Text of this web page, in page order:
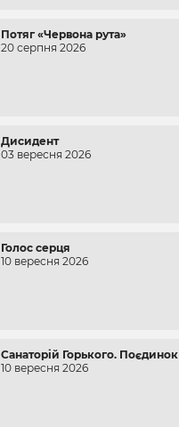
Потяг «Червона рута»
20 серпня 2026
Дисидент
03 вересня 2026
Голос серця
10 вересня 2026
Санаторій Горького. Поєдинок
10 вересня 2026